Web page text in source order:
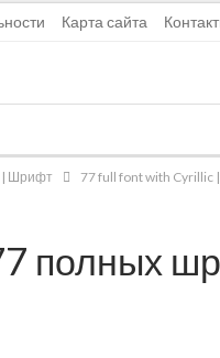
Карта сайта
| Шрифт 77 full font with Cyrillic
полных